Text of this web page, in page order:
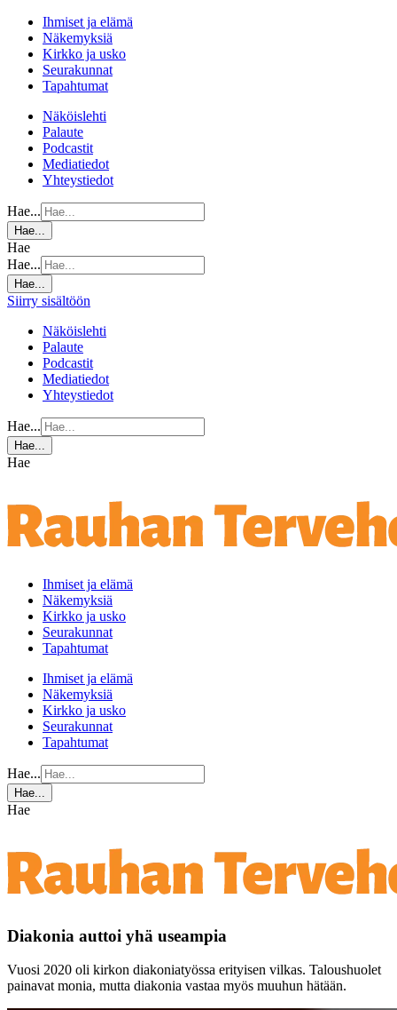
Ihmiset ja elämä
Näkemyksiä
Kirkko ja usko
Seurakunnat
Tapahtumat
Näköislehti
Palaute
Podcastit
Mediatiedot
Yhteystiedot
Hae...
Hae...
Hae
Hae...
Hae...
Siirry sisältöön
Näköislehti
Palaute
Podcastit
Mediatiedot
Yhteystiedot
Hae...
Hae...
Hae
Ihmiset ja elämä
Näkemyksiä
Kirkko ja usko
Seurakunnat
Tapahtumat
Ihmiset ja elämä
Näkemyksiä
Kirkko ja usko
Seurakunnat
Tapahtumat
Hae...
Hae...
Hae
Diakonia auttoi yhä useampia
Vuosi 2020 oli kirkon diakoniatyössa erityisen vilkas. Taloushuolet
painavat monia, mutta diakonia vastaa myös muuhun hätään.